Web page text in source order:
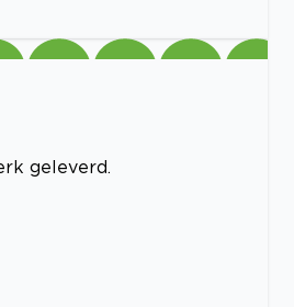
geleverd.